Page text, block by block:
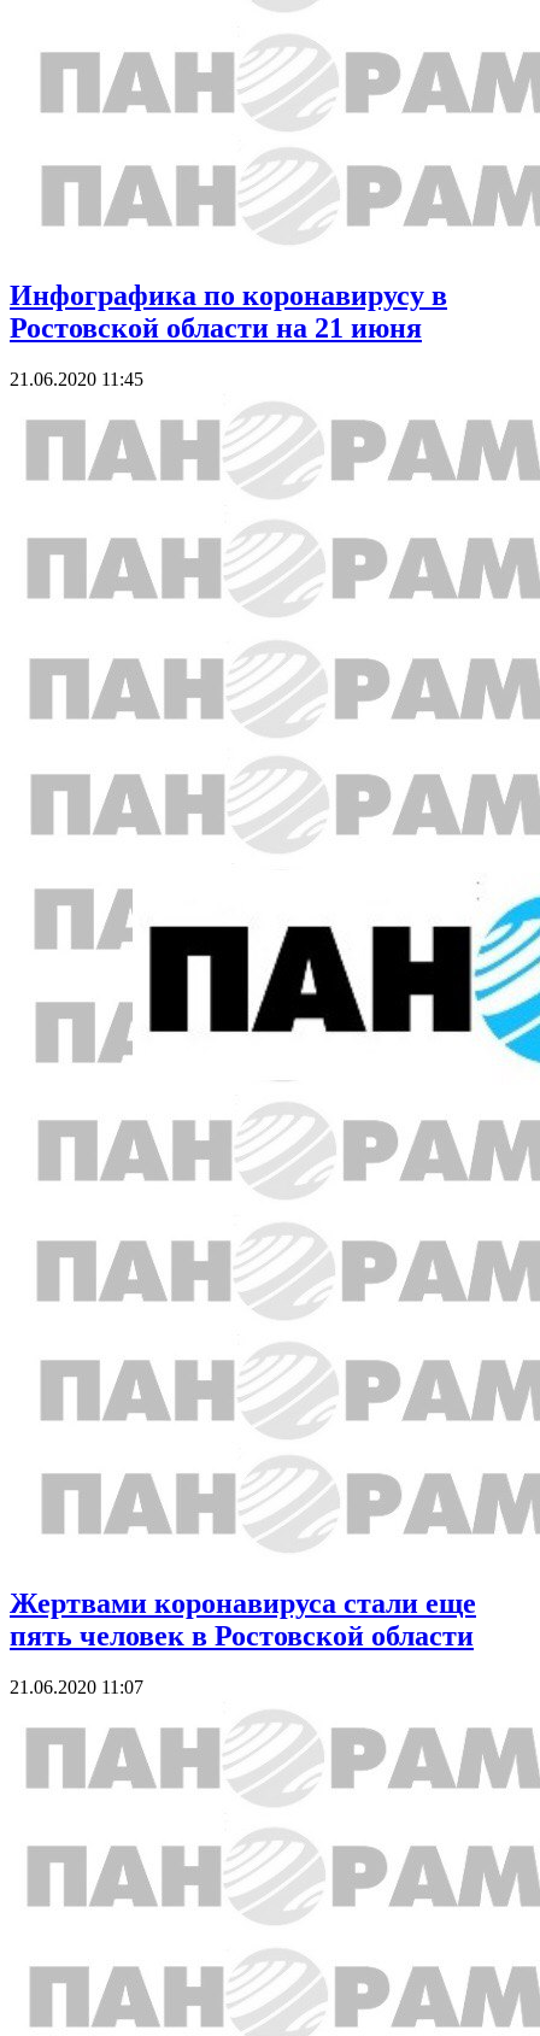
Инфографика по коронавирусу в
Ростовской области на 21 июня
21.06.2020 11:45
Жертвами коронавируса стали еще
пять человек в Ростовской области
21.06.2020 11:07